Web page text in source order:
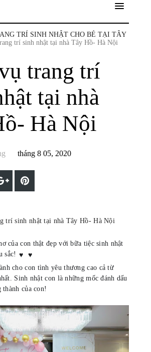
TRÍ SINH NHẬT CHO BÉ TẠI TÂY
trí sinh nhật tại nhà Tây Hồ- Hà Nội
trang trí
tại nhà
Hà Nội
tháng 8 05, 2020
trí sinh nhật tại nhà Tây Hồ- Hà Nội
của con thật đẹp với bữa tiệc sinh nhật
sắc! ♥
♥
cho con tình yêu thương cao cả từ
Sinh nhật con là những mốc đánh dấu
của con!